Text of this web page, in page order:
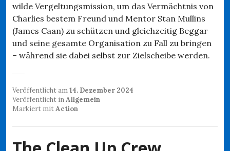
wilde Vergeltungsmission, um das Vermächtnis von
Charlies bestem Freund und Mentor Stan Mullins
(James Caan) zu schützen und gleichzeitig Beggar
und seine gesamte Organisation zu Fall zu bringen
– während sie dabei selbst zur Zielscheibe werden.
Veröffentlicht am14. Dezember 2024
Veröffentlicht inAllgemein
Markiert mitAction